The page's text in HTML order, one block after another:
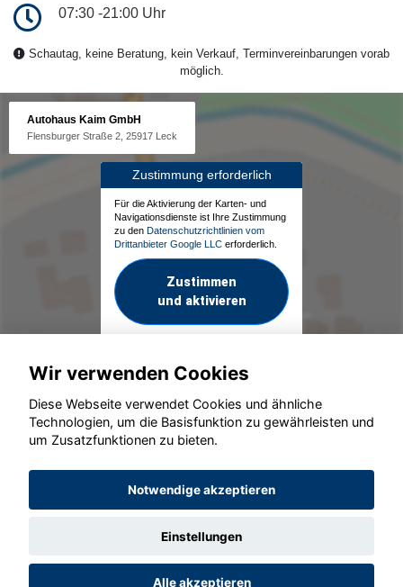
07:30 -21:00 Uhr
Schautag, keine Beratung, kein Verkauf, Terminvereinbarungen vorab
möglich.
Autohaus Kaim GmbH
Flensburger Straße 2, 25917 Leck
Zustimmung erforderlich
Für die Aktivierung der Karten- und
Navigationsdienste ist Ihre Zustimmung
zu den Datenschutzrichtlinien vom
Drittanbieter Google LLC erforderlich.
Zustimmen
und aktivieren
© konjunkturmotor.de GmbH 2020 - 2026
Wir verwenden Cookies
Diese Webseite verwendet Cookies und ähnliche
Technologien, um die Basisfunktion zu gewährleisten und
um Zusatzfunktionen zu bieten.
Notwendige akzeptieren
Einstellungen
Alle akzeptieren